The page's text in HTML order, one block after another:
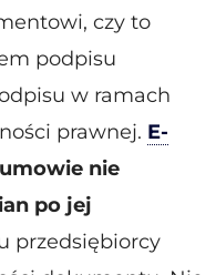
czy to
podpisu
w ramach
prawnej. E-
nie
po jej
przedsiębiorcy